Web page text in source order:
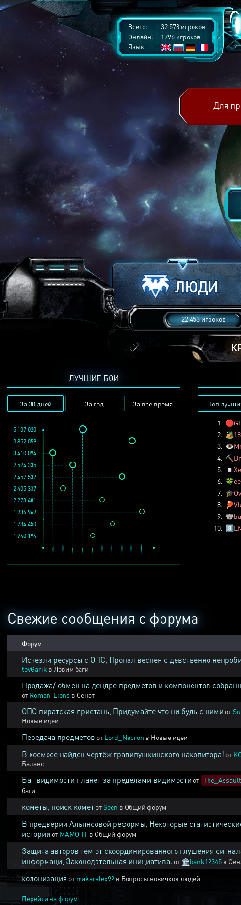
Всего:
32 578 игроков
Онлайн:
1796 игроков
Язык:
Для
22 453 игроков
ЛУЧШИЕ БОИ
За 30 дней За год За все время
1 936 969
3 852 059
2 457 532
1 784 450
2 273 481
1 740 194
5 137 020
2 524 335
2 405 337
3 410 094
Топ
1. 🛑
2. 🏕️
3. 👁️
4. ⛏️
5.
◽
6. 🍀
7. 🎓
8.
🏓
9. 🐨
10. 8️⃣
Свежие сообщения с форума
Форум
Исчезли ресурсы с ОПС, Пропал веспен с девственно
tovGarik в Ловим баги
Продажа/ обмен на дендре предметов и компонентов
от Roman-Lions в Сенат
ОПС пиратская пристань, Придумайте что ни будь с ними от
Новые идеи
Передача предметов от Lord_Necron в Новые идеи
В космосе найден чертёж гравипушкинского накопитора! от
Баланс
Баг видимости планет за пределами видимости от
баги
кометы, поиск комет отSeen в Общий форум
В предверии Альянсовой реформы, Некоторые
истории от MAMOHT в Общий форум
Защита авторов тем от скоординированного глушения
информаци, Законодательная инициатива. от 🏦bank12345 в
колонизация от makaralex92 в Вопросы новичков людей
Перейти на форум